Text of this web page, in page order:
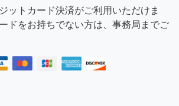
ットカード決済がご利用いただけま
ドをお持ちでない方は、事務局までご